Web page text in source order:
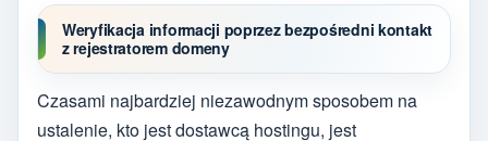
Weryfikacja informacji poprzez bezpośredni kontakt
z rejestratorem domeny
Czasami najbardziej niezawodnym sposobem na
ustalenie, kto jest dostawcą hostingu, jest